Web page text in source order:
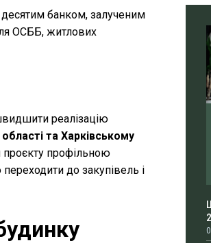
десятим банком, залученим
ОСББ, житлових
реалізацію
області та Харківському
проєкту профільною
до закупівель і